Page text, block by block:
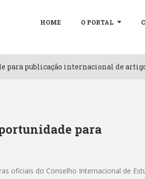
HOME O PORTAL
para publicação internacional de
para
oficiais do Conselho Internacional de